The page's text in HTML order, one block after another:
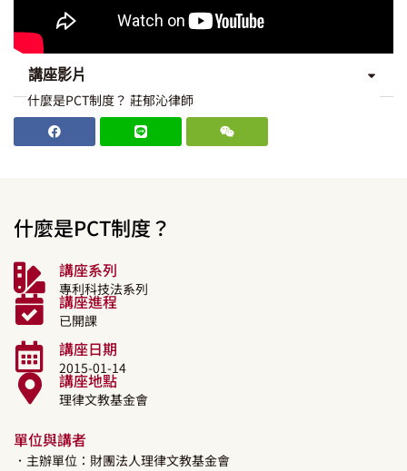
講座影片
什麼是PCT制度？ 莊郁沁律師
什麼是PCT制度？
講座系列
專利科技法系列
講座進程
已開課
講座日期
2015-01-14
講座地點
理律文教基金會
單位與講者
．主辦單位：財團法人理律文教基金會